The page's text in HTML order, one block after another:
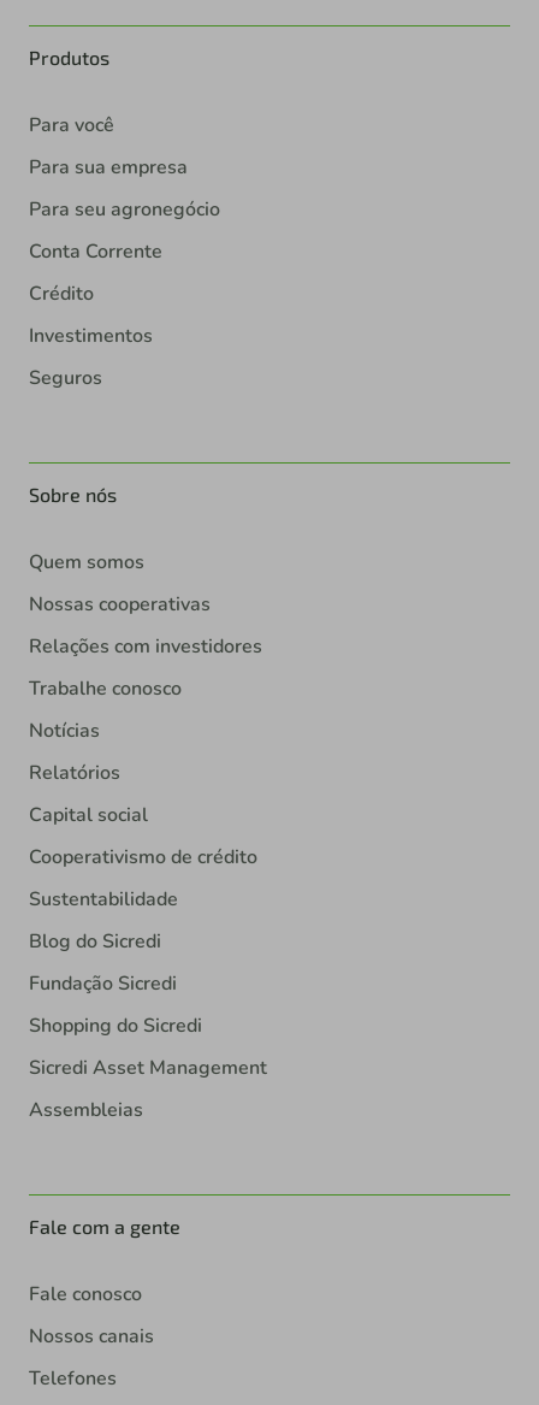
Produtos
Para você
Para sua empresa
Para seu agronegócio
Conta Corrente
Crédito
Investimentos
Seguros
Sobre nós
Quem somos
Nossas cooperativas
Relações com investidores
Trabalhe conosco
Notícias
Relatórios
Capital social
Cooperativismo de crédito
Sustentabilidade
Blog do Sicredi
Fundação Sicredi
Shopping do Sicredi
Sicredi Asset Management
Assembleias
Fale com a gente
Fale conosco
Nossos canais
Telefones